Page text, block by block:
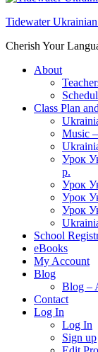
Tidewater
Cherish Your
About
Class Plan
Music
Урок
р.
Урок
Урок
Урок
School
eBooks
My Account
Blog
Blog –
Contact
Log In
Log In
Sign up